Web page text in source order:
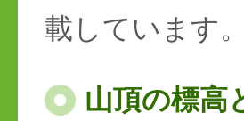
載しています。
山頂の標高